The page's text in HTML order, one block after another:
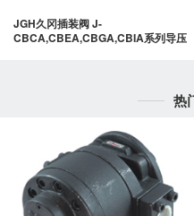
JGH久冈插装阀 J-
CBCA,CBEA,CBGA,CBIA系列导压
热